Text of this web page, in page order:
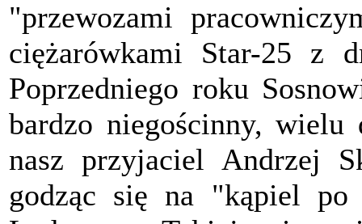
"przewozami
ciężarówkami Star-25 z
Poprzedniego roku
bardzo niegościnny,
nasz przyjaciel Andrzej
godząc się na "kąpiel